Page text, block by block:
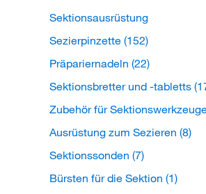
Sektionsausrüstung
Sezierpinzette (152)
Präpariernadeln (22)
Sektionsbretter und -tabletts
Zubehör für
Ausrüstung zum Sezieren (8)
Sektionssonden (7)
Bürsten für die Sektion (1)